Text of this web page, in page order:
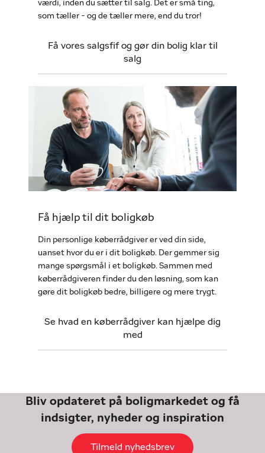
værdi, inden du sætter til salg. Det er små ting,
som tæller - og de tæller mere, end du tror!
Få vores salgsfif og gør din bolig klar til
salg
Få hjælp til dit boligkøb
Din personlige køberrådgiver er ved din side,
uanset hvor du er i dit boligkøb. Der gemmer sig
mange spørgsmål i et boligkøb. Sammen med
køberrådgiveren finder du den løsning, som kan
gøre dit boligkøb bedre, billigere og mere trygt.
Se hvad en køberrådgiver kan hjælpe dig
med
Bliv opdateret på boligmarkedet og få
indsigter, nyheder og inspiration
Tilmeld nyhedsbrev